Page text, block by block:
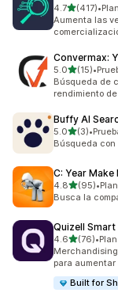
4.7de 5(417)
417 reseñas
•
Aumenta las
Convermax:
5.0de 5(15)
15 reseñas en
•
Búsqueda de
rendimiento
Buffy AI
5.0de 5
(3)
3 reseñas en
•
Búsqueda
C: Year Make
4.8de 5(95)
95 reseñas en
•
Busca la
Quizell Smart
4.6de 5(76)
76 reseñas en
•
para
Built for